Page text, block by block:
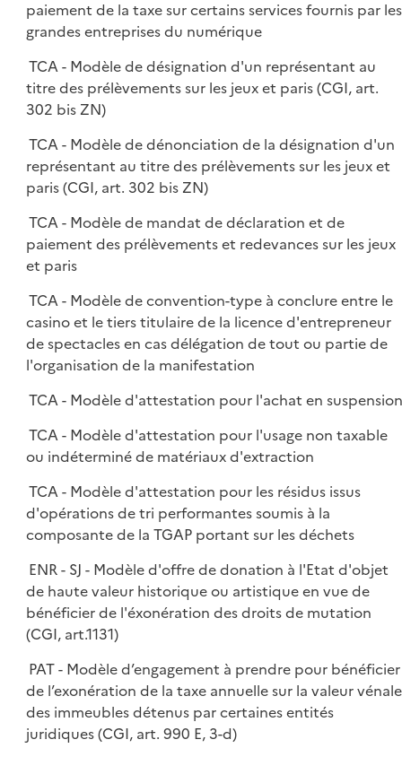
paiement de la taxe sur certains services fournis par les
grandes entreprises du numérique
TCA - Modèle de désignation d'un représentant au
titre des prélèvements sur les jeux et paris (CGI, art.
302 bis ZN)
TCA - Modèle de dénonciation de la désignation d'un
représentant au titre des prélèvements sur les jeux et
paris (CGI, art. 302 bis ZN)
TCA - Modèle de mandat de déclaration et de
paiement des prélèvements et redevances sur les jeux
et paris
TCA - Modèle de convention-type à conclure entre le
casino et le tiers titulaire de la licence d'entrepreneur
de spectacles en cas délégation de tout ou partie de
l'organisation de la manifestation
TCA - Modèle d'attestation pour l'achat en
TCA - Modèle d'attestation pour l'usage non taxable
ou indéterminé de matériaux d'extraction
TCA - Modèle d'attestation pour les résidus issus
d'opérations de tri performantes soumis à la
composante de la TGAP portant sur les déchets
ENR - SJ - Modèle d'offre de donation à l'Etat d'objet
de haute valeur historique ou artistique en vue de
bénéficier de l'éxonération des droits de mutation
(CGI, art.1131)
PAT - Modèle d’engagement à prendre pour bénéficier
de l’exonération de la taxe annuelle sur la valeur vénale
des immeubles détenus par certaines entités
juridiques (CGI, art. 990 E, 3-d)